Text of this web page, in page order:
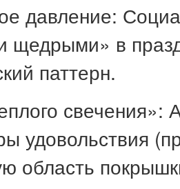
давление:
щедрыми» в
паттерн.
свечения»:
удовольствия
область